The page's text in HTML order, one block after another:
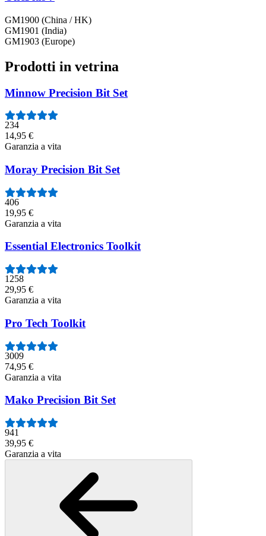
GM1900 (China / HK)
GM1901 (India)
GM1903 (Europe)
Prodotti in vetrina
Minnow Precision Bit Set
234
14,95 €
Garanzia a vita
Moray Precision Bit Set
406
19,95 €
Garanzia a vita
Essential Electronics Toolkit
1258
29,95 €
Garanzia a vita
Pro Tech Toolkit
3009
74,95 €
Garanzia a vita
Mako Precision Bit Set
941
39,95 €
Garanzia a vita